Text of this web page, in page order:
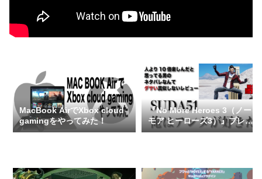
MacBook AirでXbox cloud
gamingをやってみた！
『No More Heroes 3（ノー
モア ヒーローズ3）』プレイ
レビュー（ネタバレなし）